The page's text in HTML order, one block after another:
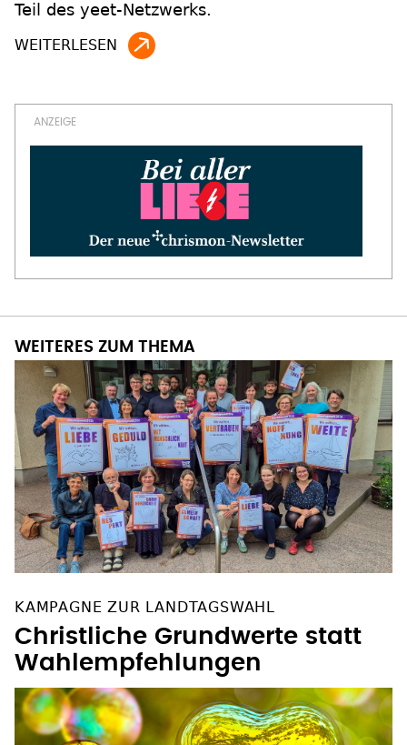
Teil des yeet-Netzwerks.
WEITERES ZUM THEMA
KAMPAGNE ZUR LANDTAGSWAHL
Christliche Grundwerte statt
Wahlempfehlungen